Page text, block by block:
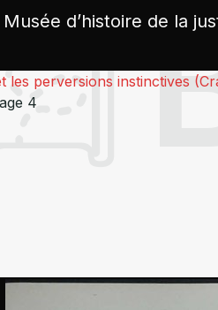
Musée d’histoire de la
les perversions instinctives
4